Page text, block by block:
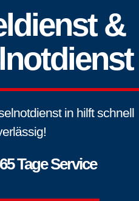
&
in hilft schnell
Tage Service